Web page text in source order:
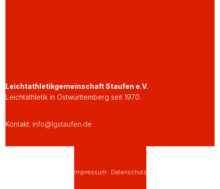
Leichtathletikgemeinschaft Staufen e.V.
Leichtathletik in Ostwürttemberg seit 1970.
Kontakt: info@lgstaufen.de
Impressum · Datenschutz